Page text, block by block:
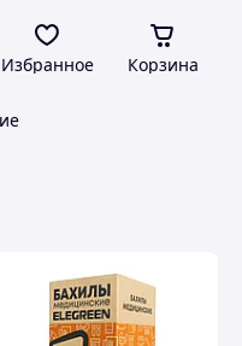
Избранное Корзина